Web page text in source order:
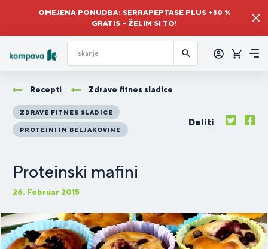
OMEJENA PONUDBA: SERRAPEPTASE PLUS +30 %
GRATIS – ŽELIM SI TO!
Recepti Zdrave fitnes sladice
ZDRAVE FITNES SLADICE
PROTEINI IN BELJAKOVINE
Deliti
Proteinski mafini
26. Februar 2015